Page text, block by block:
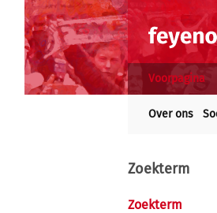
Voorpagina
Over ons
Zoekterm
Zoekterm